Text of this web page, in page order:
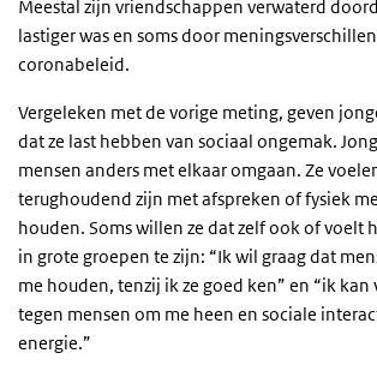
Meestal zijn vriendschappen verwaterd
lastiger was en soms door
coronabeleid.
Vergeleken met de vorige meting, geven
dat ze last hebben van sociaal ongemak.
mensen anders met elkaar omgaan. Ze
terughoudend zijn met afspreken of fysiek
houden. Soms willen ze dat zelf ook of voelt
in grote groepen te zijn: “Ik wil graag dat
me houden, tenzij ik ze goed ken” en “ik
tegen mensen om me heen en sociale
energie.”